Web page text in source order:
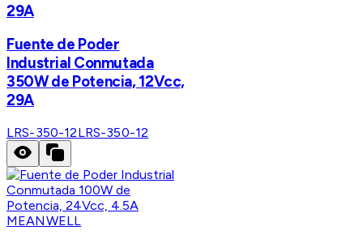
29A
Fuente de Poder
Industrial Conmutada
350W de Potencia, 12Vcc,
29A
LRS-350-12LRS-350-12
MEANWELL